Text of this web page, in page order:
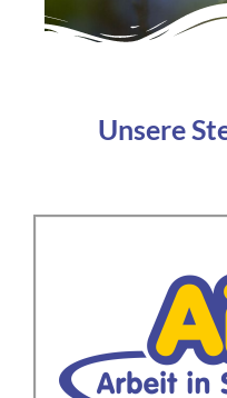
Unsere